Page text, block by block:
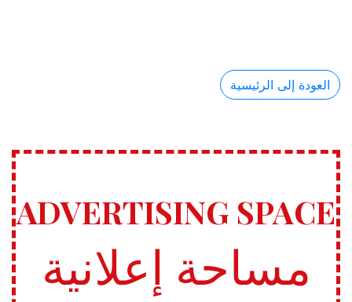
العودة إلى الرئيسية
ADVERTISING SPACE
مساحة إعلانية